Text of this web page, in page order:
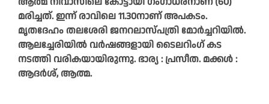
മരിച്ചത്. ഇന്ന് രാവിലെ 11.30നാണ് അപകടം.
മൃതദേഹം തലശേരി ജനറലാസ്പത്രി മോർച്ചറിയിൽ.
ആലച്ചേരിയിൽ വർഷങ്ങളായി ടൈലറിംഗ് കട
നടത്തി വരികയായിരുന്നു. ഭാര്യ : പ്രസീത. മക്കൾ :
ആദർശ്, ആത്മ.